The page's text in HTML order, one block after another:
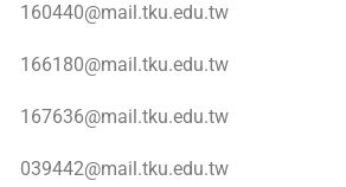
160440@mail.tku.edu.tw
166180@mail.tku.edu.tw
167636@mail.tku.edu.tw
039442@mail.tku.edu.tw